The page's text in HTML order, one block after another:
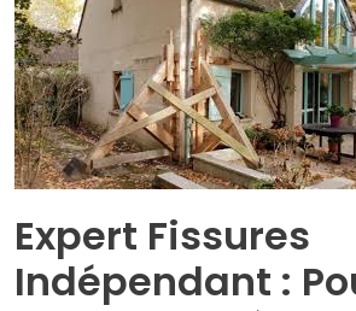
Expert Fissures
Indépendant :